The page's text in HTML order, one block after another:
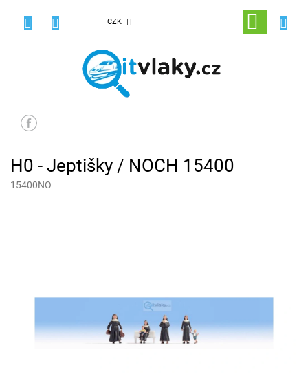
CZK
NÁKUPNÍ
KOŠÍK
H0 - Jeptišky / NOCH 15400
15400NO